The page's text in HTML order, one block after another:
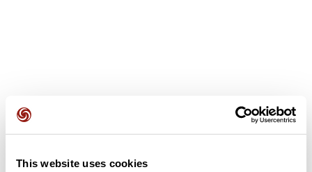
This website uses cookies